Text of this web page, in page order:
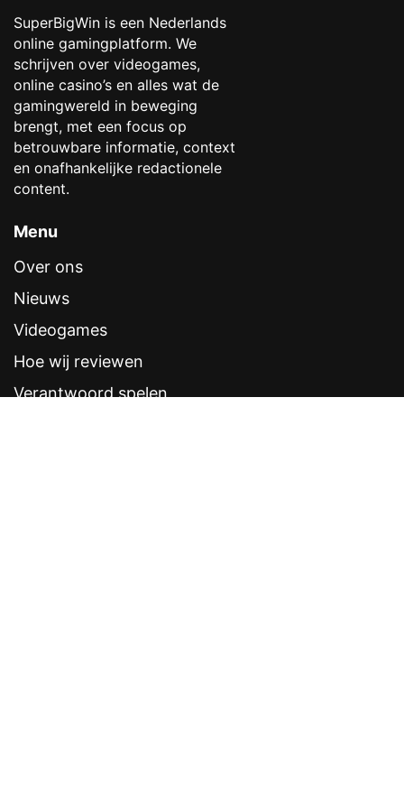
SuperBigWin is een Nederlands
online gamingplatform. We
schrijven over videogames,
online casino’s en alles wat de
gamingwereld in beweging
brengt, met een focus op
betrouwbare informatie, context
en onafhankelijke redactionele
content.
Menu
Over ons
Nieuws
Videogames
Hoe wij reviewen
Verantwoord spelen